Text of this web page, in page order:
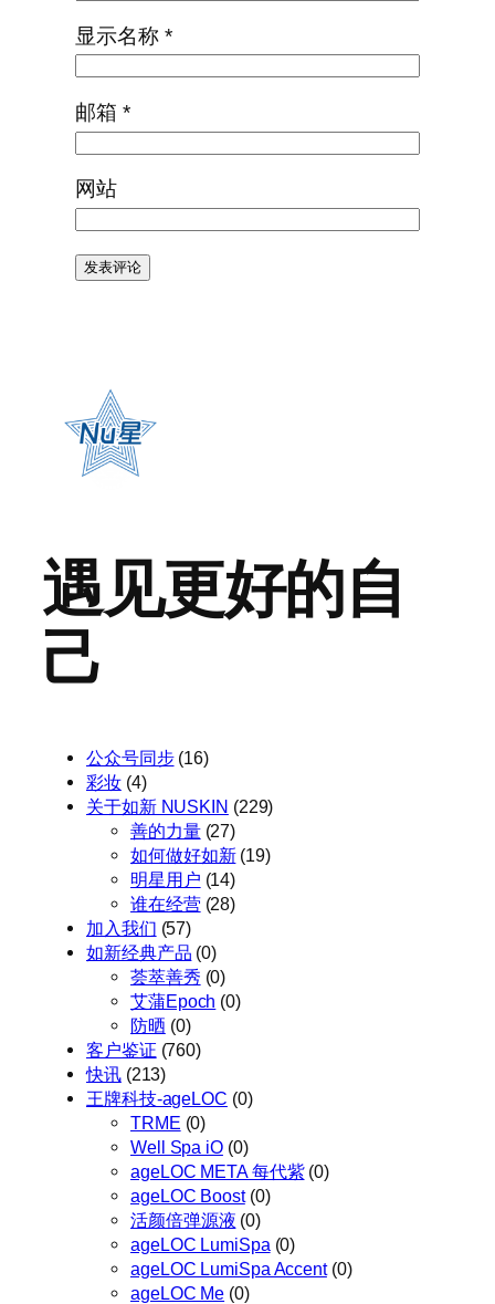
显示名称 *
邮箱 *
网站
遇见更好的自
己
公众号同步(16)
彩妆(4)
关于如新 NUSKIN (229)
善的力量(27)
如何做好如新(19)
明星用户 (14)
谁在经营(28)
加入我们 (57)
如新经典产品 (0)
荟萃善秀 (0)
艾蒲Epoch (0)
防晒 (0)
客户鉴证 (760)
快讯(213)
王牌科技-ageLOC (0)
TRME (0)
Well Spa iO(0)
ageLOC META 每代紫(0)
ageLOC Boost(0)
活颜倍弹源液 (0)
ageLOC LumiSpa (0)
ageLOC LumiSpa Accent(0)
ageLOC Me (0)